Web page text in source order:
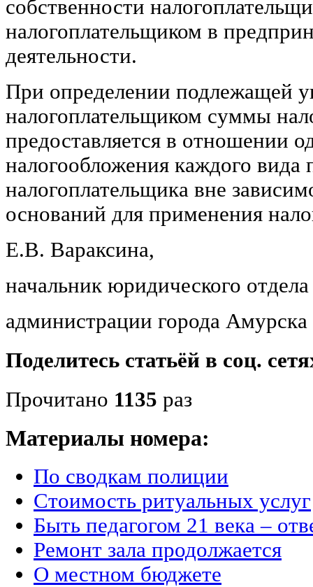
собственности
налогоплательщиком в
деятельности.
При определении подлежащей
налогоплательщиком суммы
предоставляется в отношении
налогообложения каждого вида
налогоплательщика вне
оснований для применения
Е.В. Вараксина,
начальник юридического отдела
администрации города Амурска
Поделитесь статьёй в соц.
Прочитано 1135 раз
Материалы номера:
По сводкам полиции
Стоимость ритуальных услуг
Быть педагогом 21 века –
Ремонт зала продолжается
О местном бюджете